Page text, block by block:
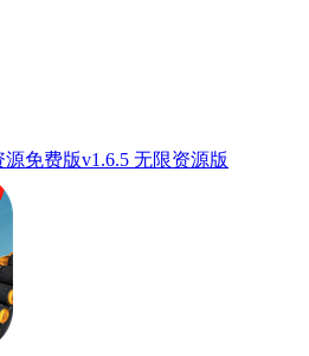
免费版v1.6.5 无限资源版